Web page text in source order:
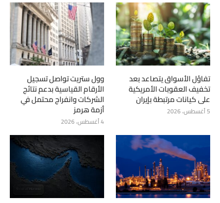
تفاؤل الأسواق يتصاعد بعد
تخفيف العقوبات الأمريكية
على كيانات مرتبطة بإيران
5 أغسطس، 2026
وول ستريت تواصل تسجيل
الأرقام القياسية بدعم نتائج
الشركات وانفراج محتمل في
أزمة هرمز
4 أغسطس، 2026